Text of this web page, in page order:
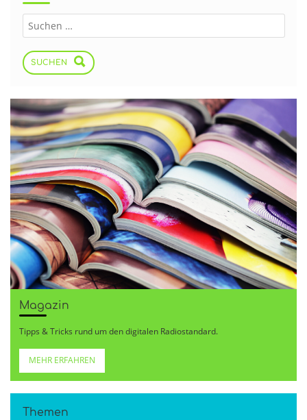
SUCHEN
Magazin
Tipps & Tricks rund um den digitalen Radiostandard.
MEHR ERFAHREN
Themen